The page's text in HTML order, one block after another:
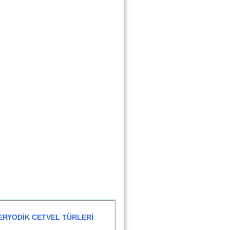
CETVEL TÜRLERİ